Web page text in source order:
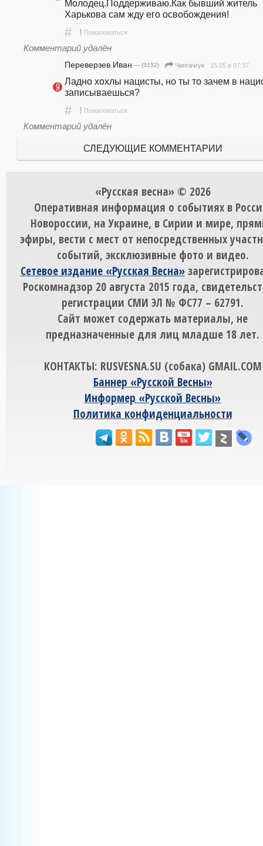
Молодец.Поддерживаю.Как бывший житель
Харькова сам жду его освобождения!
# ! Пожаловаться
Комментарий удалён
Переверзев Иван — (3152) Чингачгук 15.05 в 07:37
Ладно хохлы нацисты, но ты то зачем в
записываешься?
# ! Пожаловаться
Комментарий удалён
СЛЕДУЮЩИЕ КОММЕНТАРИИ
«Русская весна» © 2026
Оперативная информация о событиях в
Новороссии, на Украине, в Сирии и мире,
эфиры, вести с мест от непосредственных
событий, эксклюзивные фото и видео.
Сетевое издание «Русская Весна»
Роскомнадзор 20 августа 2015 года,
регистрации СМИ ЭЛ № ФС77 – 62791.
Сайт может содержать материалы, не
предназначенные для лиц младше 18 лет.
КОНТАКТЫ: RUSVESNA.SU (собака) GMAIL.COM
Баннер «Русской Весны»
Информер «Русской Весны»
Политика конфиденциальности